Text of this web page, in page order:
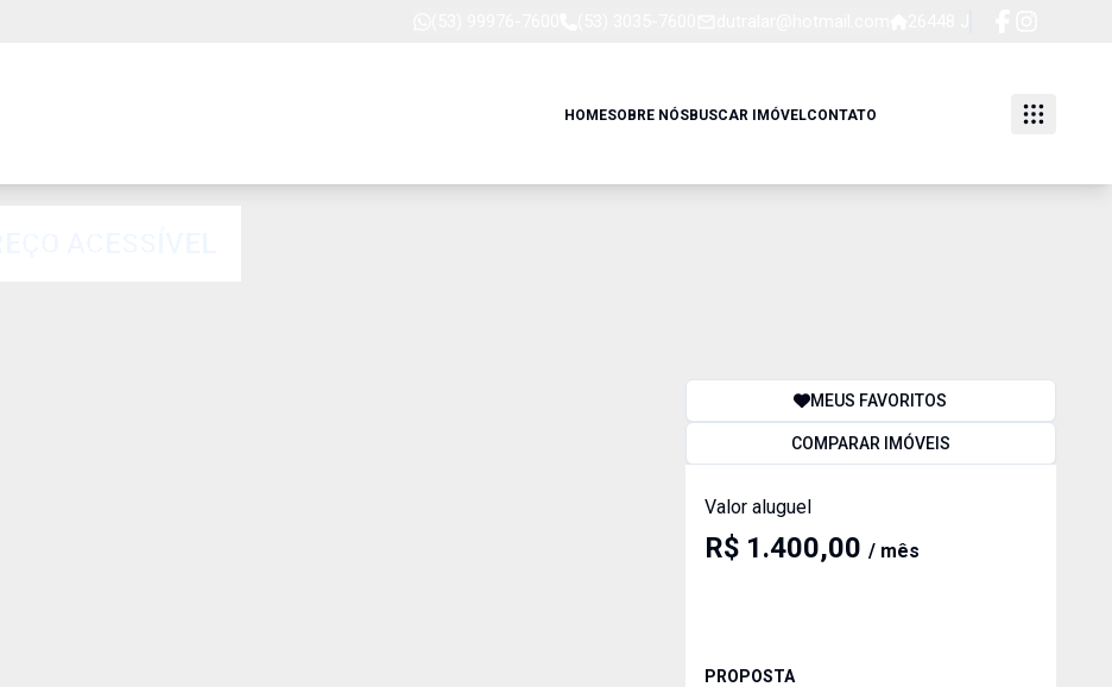
HOMESOBRE NÓSBUSCAR IMÓVELCONTATO
MEUS FAVORITOS
COMPARAR IMÓVEIS
Valor aluguel
R$ 1.400,00 / mês
PROPOSTA